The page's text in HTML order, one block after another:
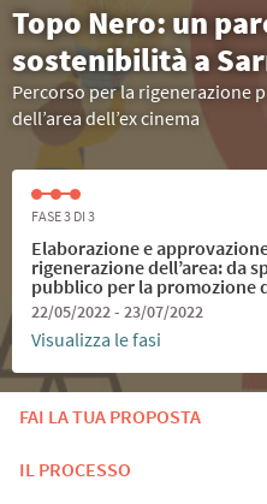
Topo Nero: un
sostenibilità a
Percorso per la rigenerazione
dell’area dell’ex cinema
FASE 3 DI 3
Elaborazione e
rigenerazione dell’area: da
pubblico per la promozione
22/05/2022 - 23/07/2022
Visualizza le fasi
FAI LA TUA PROPOSTA
IL PROCESSO